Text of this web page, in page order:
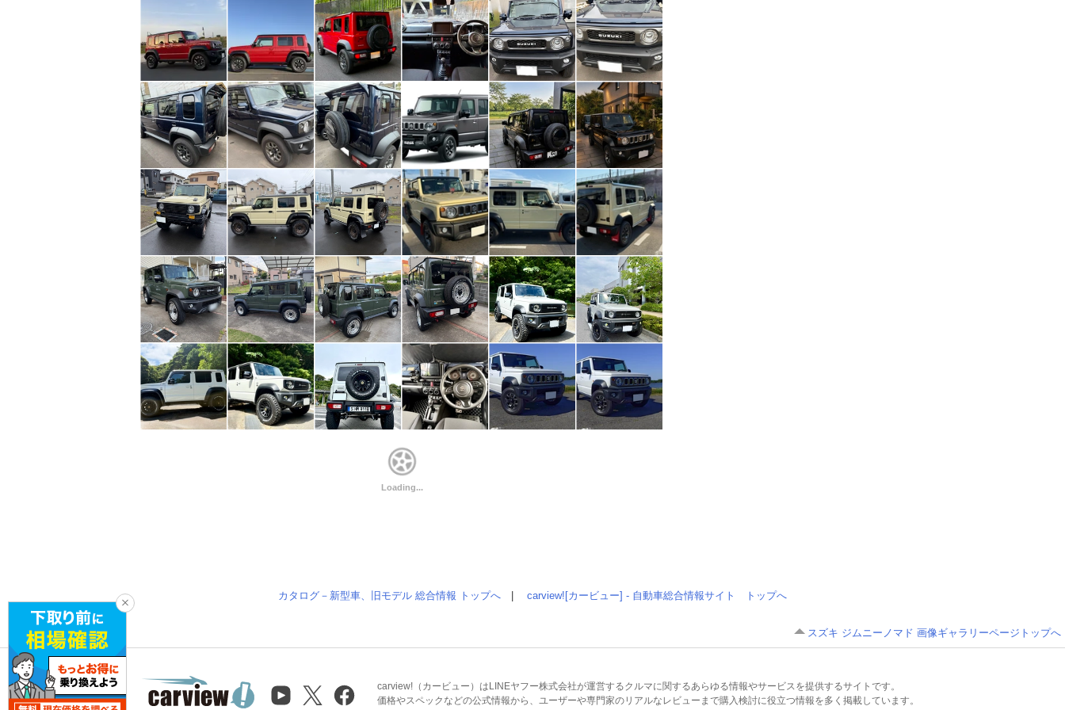
カタログ－新型車、旧モデル 総合情報 トップへ carview![カービュー] - 自動車総合情報サイト トップへ
スズキ ジムニーノマド 画像ギャラリーページトップへ
carview!（カービュー）はLINEヤフー株式会社が運営するクルマに関するあらゆる情報やサービスを提供するサイトです。
価格やスペックなどの公式情報から、ユーザーや専門家のリアルなレビューまで購入検討に役立つ情報を多く掲載しています。